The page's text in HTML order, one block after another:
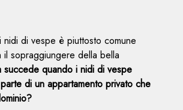
nidi di vespe è piuttosto comune
il sopraggiungere della bella
succede quando i nidi di vespe
di un appartamento privato che